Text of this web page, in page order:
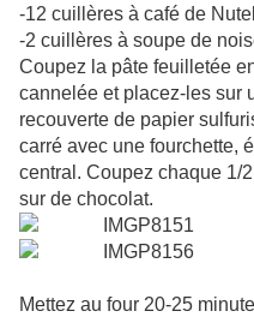
-12 cuillères à café de
-2 cuillères à soupe de
Coupez la pâte feuilletée
cannelée et placez-les sur
recouverte de papier
carré avec une fourchette,
central. Coupez chaque 1/
sur de chocolat.
Mettez au four 20-25